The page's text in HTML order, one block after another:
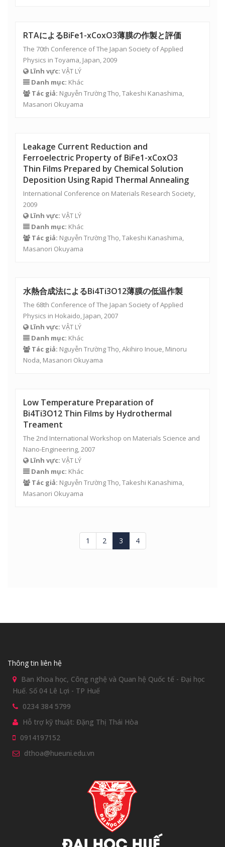
RTAによるBiFe1-xCoxO3薄膜の作製と評価
The 70th Conference of The Japan Society of Applied
Physics in Toyama, Japan, 2009
Lĩnh vực: VẬT LÝ
Danh mục: Khác
Tác giả: Nguyễn Trường Thọ, Takeshi Kanashima,
Masanori Okuyama
Leakage Current Reduction and
Ferroelectric Property of BiFe1-xCoxO3
Thin Films Prepared by Chemical Solution
Deposition Using Rapid Thermal Annealing
International Conference on Materials Research Society,
2009
Lĩnh vực: VẬT LÝ
Danh mục: Khác
Tác giả: Nguyễn Trường Thọ, Takeshi Kanashima,
Masanori Okuyama
水熱合成法によるBi4Ti3O12薄膜の低温作製
The 68th Conference of The Japan Society of Applied
Physics in Hokaido, Japan, 2007
Lĩnh vực: VẬT LÝ
Danh mục: Khác
Tác giả: Nguyễn Trường Thọ, Akihiro Inoue, Minoru
Noda, Masanori Okuyama
Low Temperature Preparation of
Bi4Ti3O12 Thin Films by Hydrothermal
Treament
The 2nd International Workshop on Materials Science and
Nano-Engineering, 2007
Lĩnh vực: VẬT LÝ
Danh mục: Khác
Tác giả: Nguyễn Trường Thọ, Takeshi Kanashima,
Masanori Okuyama
1 2 3 4
Thông tin liên hệ
Ban Khoa học, Công nghệ và Quan hệ Quốc tế - Đại học
Huế. Số 04 Lê Lợi - TP Huế
0234 384 5799
Hỗ trợ kỹ thuật: Đặng Thị Thái Hòa
0914197152
dthoa@hueuni.edu.vn